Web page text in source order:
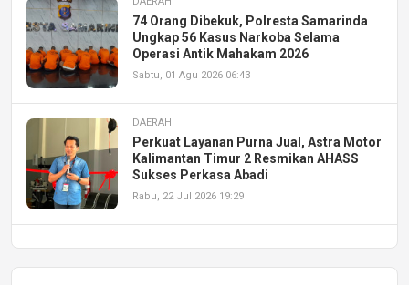
74 Orang Dibekuk, Polresta Samarinda
Ungkap 56 Kasus Narkoba Selama
Operasi Antik Mahakam 2026
Sabtu, 01 Agu 2026 06:43
DAERAH
Perkuat Layanan Purna Jual, Astra Motor
Kalimantan Timur 2 Resmikan AHASS
Sukses Perkasa Abadi
Rabu, 22 Jul 2026 19:29